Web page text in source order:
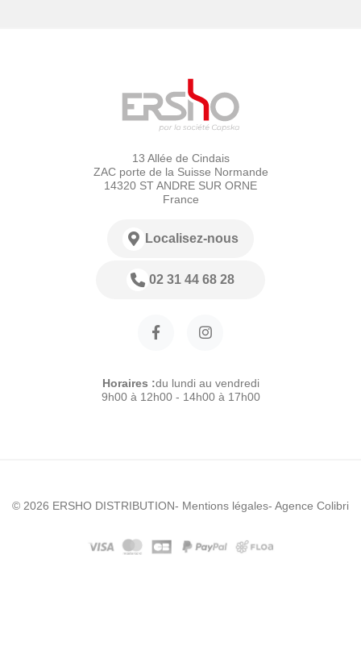
13 Allée de Cindais
ZAC porte de la Suisse Normande
14320 ST ANDRE SUR ORNE
France
Localisez-nous
02 31 44 68 28
Horaires :du lundi au vendredi
9h00 à 12h00 - 14h00 à 17h00
© 2026 ERSHO DISTRIBUTION- Mentions légales- Agence Colibri